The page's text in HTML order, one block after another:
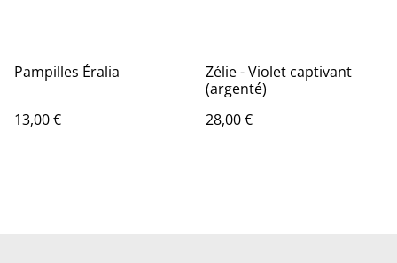
Pampilles Éralia
13,00 €
Zélie - Violet captivant
(argenté)
28,00 €